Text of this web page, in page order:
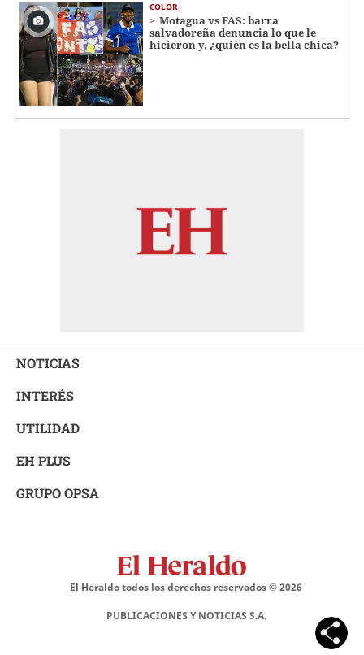
COLOR
Motagua vs FAS: barra
salvadoreña denuncia lo que le
hicieron y, ¿quién es la bella chica?
NOTICIAS
INTERÉS
UTILIDAD
EH PLUS
GRUPO OPSA
El Heraldo todos los derechos reservados ©2026
PUBLICACIONES Y NOTICIAS S.A.